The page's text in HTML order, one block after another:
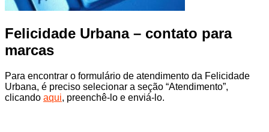
Felicidade Urbana – contato para
marcas
Para encontrar o formulário de atendimento da Felicidade
Urbana, é preciso selecionar a seção “Atendimento”,
clicando aqui, preenchê-lo e enviá-lo.